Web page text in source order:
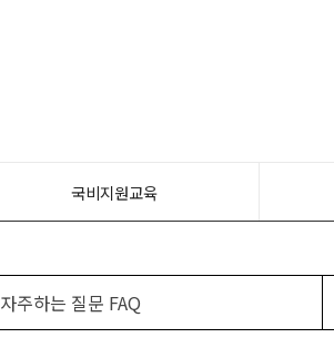
국비지원교육
자주하는 질문 FAQ